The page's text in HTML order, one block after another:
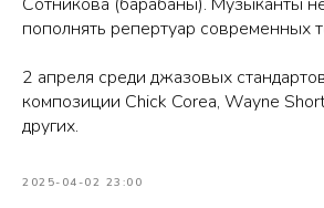
пополнять репертуар современных
2 апреля среди джазовых
композиции Chick Corea, Wayne
других.
2025-04-02 23:00